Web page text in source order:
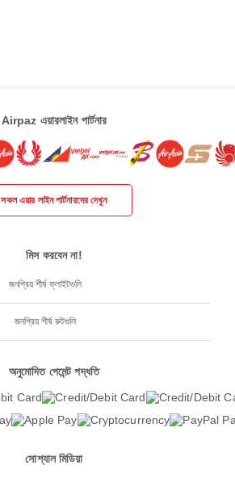
Airpaz এয়ারলাইন পার্টনার
সকল এয়ার লাইন পার্টনারদের দেখুন
মিস করবেন না!
জনপ্রিয় শীর্ষ ফ্লাইটগুলি
জনপ্রিয় শীর্ষ রুটগুলি
অনুমোদিত পেমেন্ট পদ্ধতি
সোশ্যাল মিডিয়া